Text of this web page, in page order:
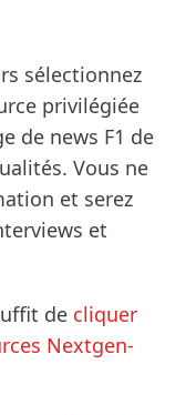
sélectionnez
privilégiée
de news F1 de
Vous ne
et serez
et
de cliquer
Nextgen-